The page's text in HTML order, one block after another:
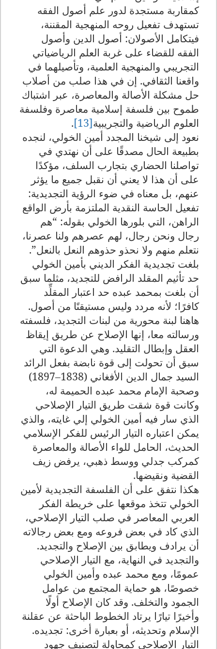
كمقاربة مستجدة لدور علم أصول الفقه
تستهدف تفعيل روحه المنهجية المقننة،
فيتكامل الأصولان: أصول الدين وأصول
الفقه للقضاء على غربة العلم الرياضياتي
التجريبي والمنهجية العلمية، وتأصيلهما في
واقعنا الثقافي. إن في هذا صلب من أصلاب
حل مشكلة الأصالة والمعاصرة، عبر اشتباك
طموح بين فلسفة إسلامية معاصرة وفلسفة
العلوم الرياضية والتجريبية
.[13]
نعود إلى شيخنا المجدد أمين الخولي، لنجده
بطبيعة الحال مصدقًا على أن نهتدي في
تواصلنا الحضاري بتجارب السلف، مؤكدًا
على أن هذا لا يعني أن نقبل جميع ما يؤثر
عنهم، بل معناه في ضوء الرؤية التجديدية:
تفعيل الحاسة النقدية الملتزمة بأرض الواقع
الراهن، التي بلورها الخولي بقوله: “هم
رجال ونحن رجال، لهم عصرهم ولنا عصرنا،
نتعلم منهم ولا نحذو حذوهم النعل بالنعل.”
بلغت تجديدية الفكر الديني بأمين الخولي
حد تأثيم المقلد الرافض للتجديد، مثلما سبق
أن بلغت بمحمد عبده حد اعتبار المقلِّد
كافرًا؛ لأنه مردد وليس مستيقنًا من أصول.
هاهنا لبنة محورية من لبنات التجديد، فلسفته
ورسالته معا، إنها الإصلاح عن طريق إيقاظ
العقل وإبطال التقليد. وهي الدعوة التي
سبق أن تحولت إلى قوة نابضة بفعل الرائد
السيد جمال الدين الأفغاني (1838–1897)
وصحبة الإمام محمد عبده الحميمة له،
وكانت قوة شقت طريق التيار الإصلاحي
الذي سار فيه أمين الخولي إلي غايته، والذي
يمكن اعتباره التيار الرئيس للفكر الإسلامي
الحديث، الحامل للواء الأصالة والمعاصرة
كمركب جدلي ووسط ذهبي، يرفض زيف
القضية ونقيضها.
هكذا نتفق على أن الفلسفة التجديدية لأمين
الخولي تتخذ موقعها على خريطة الفكر
العربي المعاصر في صلب التيار الإصلاحي،
الذي كاد في بعض فروعه ومع بعض رجالاته
أن يرادف ويطابق بين الإصلاح والتجديد.
والتجديد في النهاية، مع التيار الإصلاحي
عمومًا، ومع محمد عبده وأمين الخولي
خصوصًا، هو حماية المجتمع من عوامل
الجمود والتخلف. وقد كان الإصلاح أولًا
وأخيرًا تيارًا يرتاد الخطوط الباحثة عن عقلنة
الإسلام وتحديثه، أو بعبارة أخرى: تجديده.
التيار الإصلاحي كمحاولة لتصنيف جهود